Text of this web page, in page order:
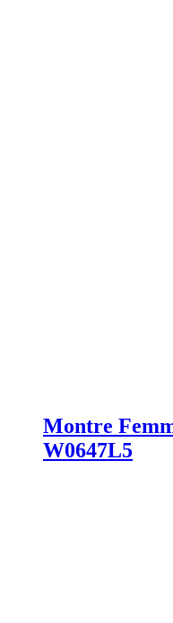
Montre
W0647L5